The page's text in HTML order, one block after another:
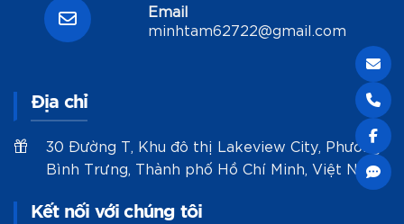
Email
minhtam62722@gmail.com
Địa chỉ
30 Đường T, Khu đô thị Lakeview City, Phường
Bình Trưng, Thành phố Hồ Chí Minh, Việt Nam
Kết nối với chúng tôi